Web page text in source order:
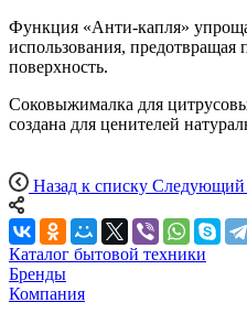
Функция «Анти-капля»
использования, предотвращая
поверхность.
Соковыжималка для
создана для ценителей
Назад к списку Следующий
Каталог бытовой техники
Бренды
Компания